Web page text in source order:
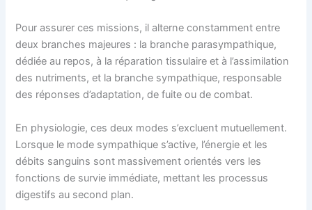
Pour assurer ces missions, il alterne constamment entre
deux branches majeures : la branche parasympathique,
dédiée au repos, à la réparation tissulaire et à l’assimilation
des nutriments, et la branche sympathique, responsable
des réponses d’adaptation, de fuite ou de combat.
En physiologie, ces deux modes s’excluent mutuellement.
Lorsque le mode sympathique s’active, l’énergie et les
débits sanguins sont massivement orientés vers les
fonctions de survie immédiate, mettant les processus
digestifs au second plan.